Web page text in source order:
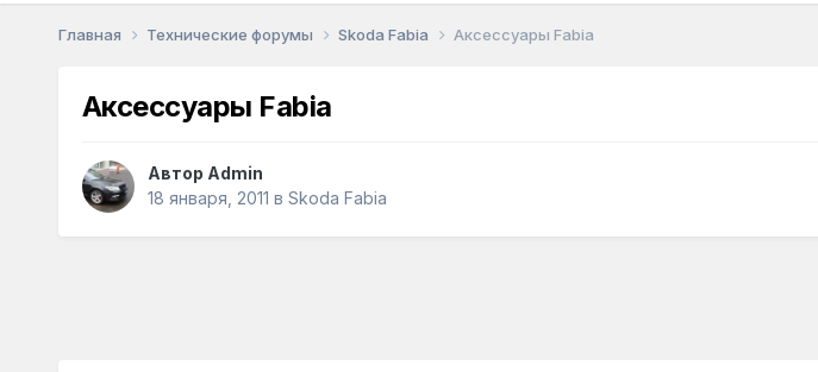
Главная Технические форумы Skoda Fabia Аксессуары Fabia
Аксессуары Fabia
Автор Admin
18 января, 2011 в Skoda Fabia